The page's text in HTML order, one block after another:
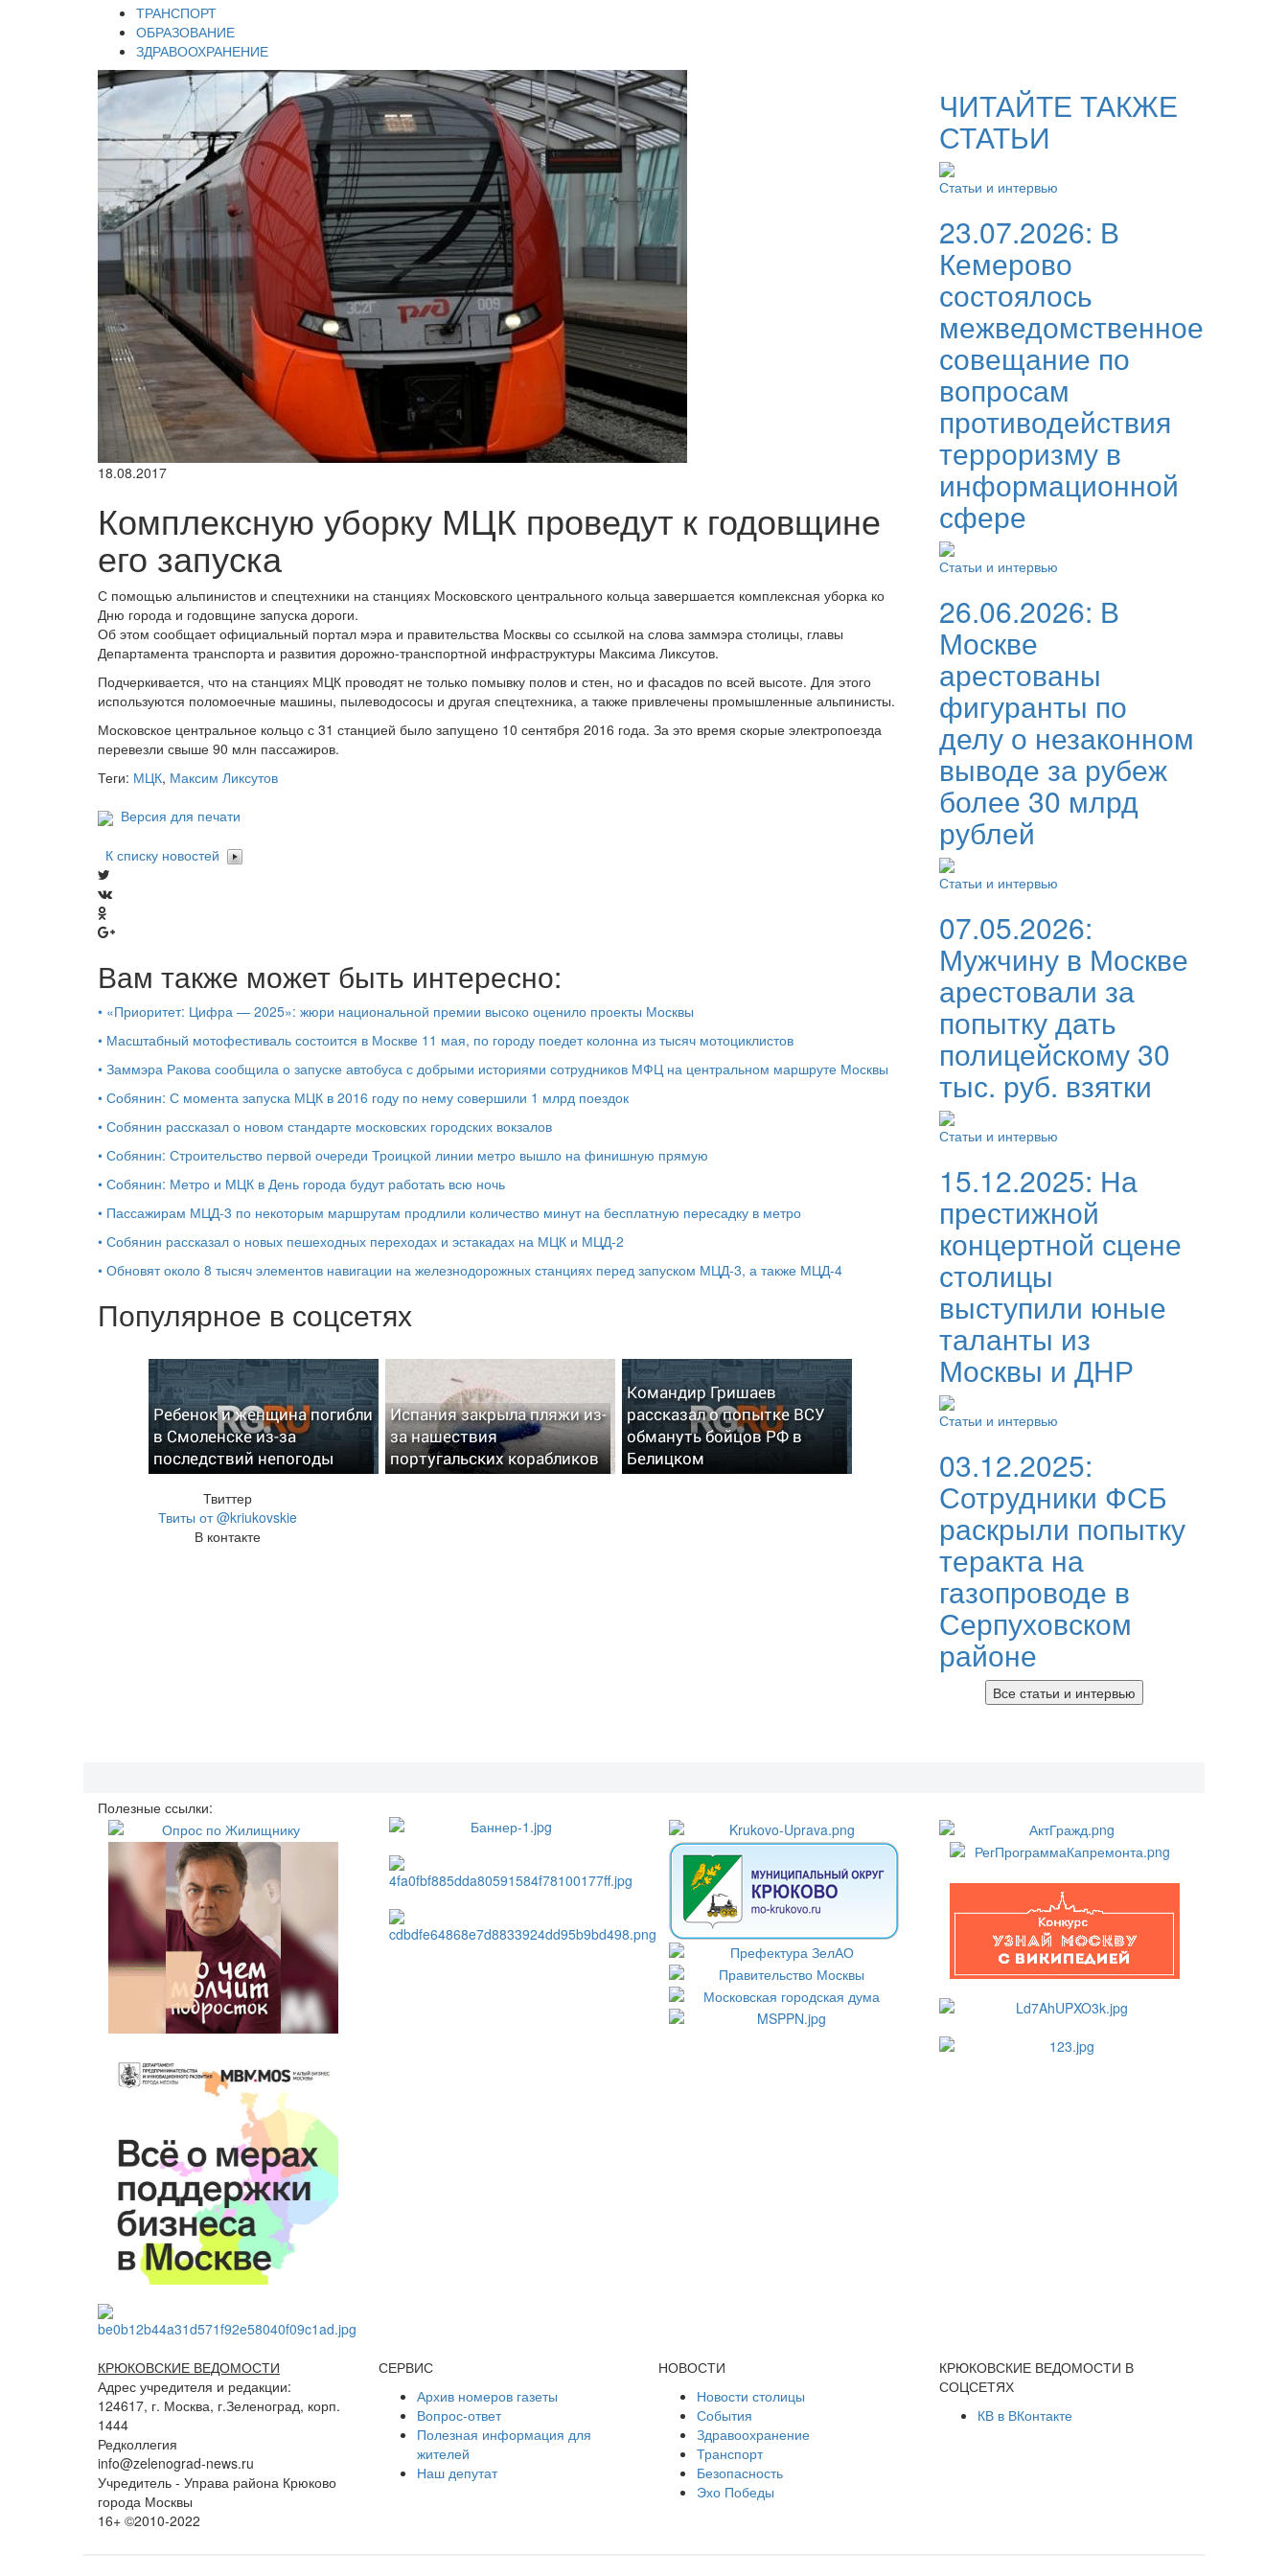
ТРАНСПОРТ
ОБРАЗОВАНИЕ
ЗДРАВООХРАНЕНИЕ
18.08.2017
Комплексную уборку МЦК проведут к годовщине
его запуска
С помощью альпинистов и спецтехники на станциях Московского центрального кольца завершается комплексная уборка ко
Дню города и годовщине запуска дороги.
Об этом сообщает официальный портал мэра и правительства Москвы со ссылкой на слова заммэра столицы, главы
Департамента транспорта и развития дорожно-транспортной инфраструктуры Максима Ликсутов.
Подчеркивается, что на станциях МЦК проводят не только помывку полов и стен, но и фасадов по всей высоте. Для этого
используются поломоечные машины, пылеводососы и другая спецтехника, а также привлечены промышленные альпинисты.
Московское центральное кольцо с 31 станцией было запущено 10 сентября 2016 года. За это время скорые электропоезда
перевезли свыше 90 млн пассажиров.
Теги: МЦК, Максим Ликсутов
Версия для печати
К списку новостей
Вам также может быть интересно:
• «Приоритет: Цифра — 2025»: жюри национальной премии высоко оценило проекты Москвы
• Масштабный мотофестиваль состоится в Москве 11 мая, по городу поедет колонна из тысяч мотоциклистов
• Заммэра Ракова сообщила о запуске автобуса с добрыми историями сотрудников МФЦ на центральном маршруте Москвы
• Собянин: С момента запуска МЦК в 2016 году по нему совершили 1 млрд поездок
• Собянин рассказал о новом стандарте московских городских вокзалов
• Собянин: Строительство первой очереди Троицкой линии метро вышло на финишную прямую
• Собянин: Метро и МЦК в День города будут работать всю ночь
• Пассажирам МЦД-3 по некоторым маршрутам продлили количество минут на бесплатную пересадку в метро
• Собянин рассказал о новых пешеходных переходах и эстакадах на МЦК и МЦД-2
• Обновят около 8 тысяч элементов навигации на железнодорожных станциях перед запуском МЦД-3, а также МЦД-4
Популярное в соцсетях
Ребенок и женщина погибли
в Смоленске из-за
последствий непогоды
Испания закрыла пляжи из-
за нашествия
португальских корабликов
Командир Гришаев
рассказал о попытке ВСУ
обмануть бойцов РФ в
Белицком
Твиттер
Твиты от @kriukovskie
В контакте
ЧИТАЙТЕ ТАКЖЕ
СТАТЬИ
Статьи и интервью
23.07.2026: В
Кемерово
состоялось
межведомственное
совещание по
вопросам
противодействия
терроризму в
информационной
сфере
Статьи и интервью
26.06.2026: В
Москве
арестованы
фигуранты по
делу о незаконном
выводе за рубеж
более 30 млрд
рублей
Статьи и интервью
07.05.2026:
Мужчину в Москве
арестовали за
попытку дать
полицейскому 30
тыс. руб. взятки
Статьи и интервью
15.12.2025: На
престижной
концертной сцене
столицы
выступили юные
таланты из
Москвы и ДНР
Статьи и интервью
03.12.2025:
Сотрудники ФСБ
раскрыли попытку
теракта на
газопроводе в
Серпуховском
районе
Все статьи и интервью
Полезные ссылки:
КРЮКОВСКИЕ ВЕДОМОСТИ
Адрес учредителя и редакции:
124617, г. Москва, г.Зеленоград, корп.
1444
Редколлегия
info@zelenograd-news.ru
Учредитель - Управа района Крюково
города Москвы
16+ ©2010-2022
СЕРВИС
Архив номеров газеты
Вопрос-ответ
Полезная информация для
жителей
Наш депутат
НОВОСТИ
Новости столицы
События
Здравоохранение
Транспорт
Безопасность
Эхо Победы
КРЮКОВСКИЕ ВЕДОМОСТИ В
СОЦСЕТЯХ
КВ в ВКонтакте